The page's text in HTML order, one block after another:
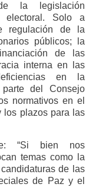
la legislación
electoral. Solo a
regulación de la
públicos; la
de las
interna en las
en la
del Consejo
normativos en el
los plazos para las
“Si bien nos
temas como la
de las
de Paz y el